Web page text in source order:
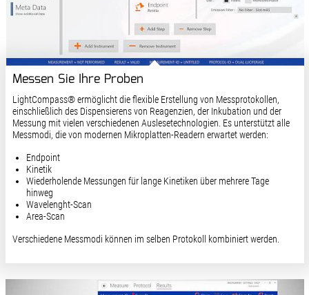
Messen Sie Ihre Proben
LightCompass® ermöglicht die flexible Erstellung von Messprotokollen,
einschließlich des Dispensierens von Reagenzien, der Inkubation und der
Messung mit vielen verschiedenen Auslesetechnologien. Es unterstützt alle
Messmodi, die von modernen Mikroplatten-Readern erwartet werden:
Endpoint
Kinetik
Wiederholende Messungen für lange Kinetiken über mehrere Tage
hinweg
Wavelenght-Scan
Area-Scan
Verschiedene Messmodi können im selben Protokoll kombiniert werden.